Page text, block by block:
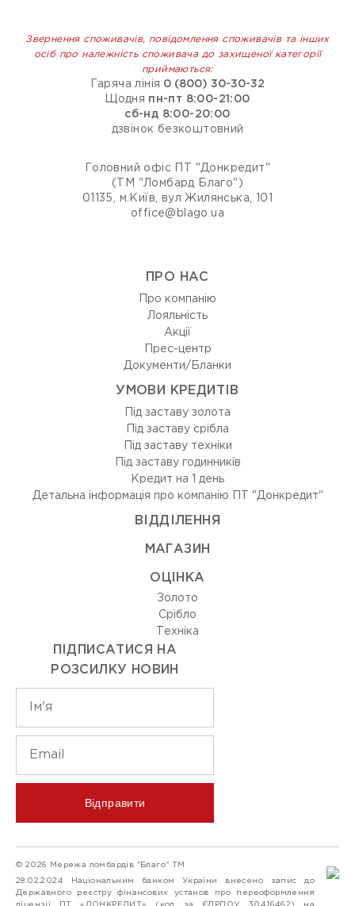
Звернення споживачів, повідомлення споживачів та інших
осіб про належність споживача до захищеної категорії
приймаються:
Гаряча лінія 0 (800) 30-30-32
Щодня пн-пт 8:00-21:00
сб-нд 8:00-20:00
дзвінок безкоштовний
Головний офіс ПТ "Донкредит"
(ТМ "Ломбард Благо")
01135, м.Київ, вул Жилянська, 101
office@blago.ua
ПРО НАС
Про компанію
Лояльність
Акції
Прес-центр
Документи/Бланки
УМОВИ КРЕДИТІВ
Під заставу золота
Під заставу срібла
Під заставу техніки
Під заставу годинників
Кредит на 1 день
Детальна інформація про компанію ПТ "Донкредит"
ВIДДIЛЕННЯ
МАГАЗИН
ОЦIНКА
Золото
Срiбло
Технiка
ПІДПИСАТИСЯ НА
РОЗСИЛКУ НОВИН
Відправити
© 2026 Мережа ломбардів "Благо" ТМ
28.02.2024 Національним банком України внесено запис до
Державного реєстру фінансових установ про переоформлення